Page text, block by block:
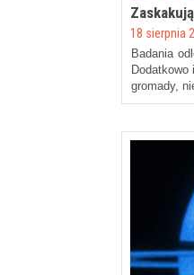
Posted on
18 sierpnia
Badania
gromady,